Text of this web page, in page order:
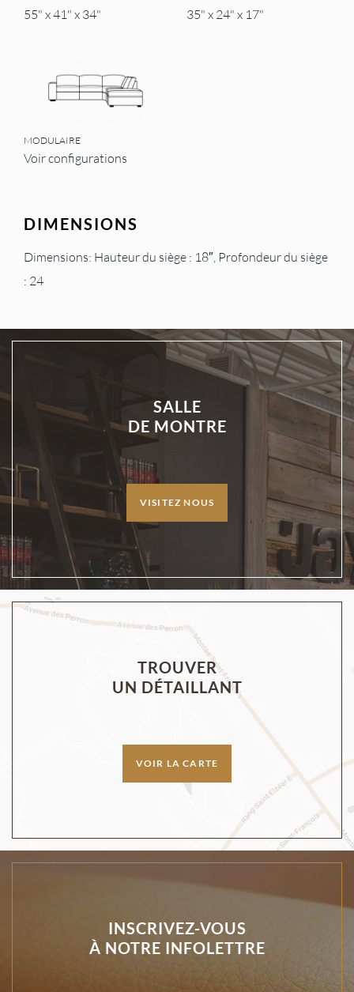
55" x 41" x 34" 35" x 24" x 17"
MODULAIRE
Voir configurations
DIMENSIONS
Dimensions: Hauteur du siège : 18″, Profondeur du siège
: 24
SALLE
DE MONTRE
VISITEZ NOUS
TROUVER
UN DÉTAILLANT
VOIR LA CARTE
INSCRIVEZ-VOUS
À NOTRE INFOLETTRE